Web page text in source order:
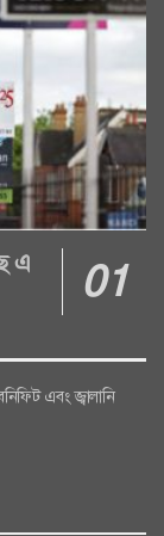
এ
এবং জ্বালানি